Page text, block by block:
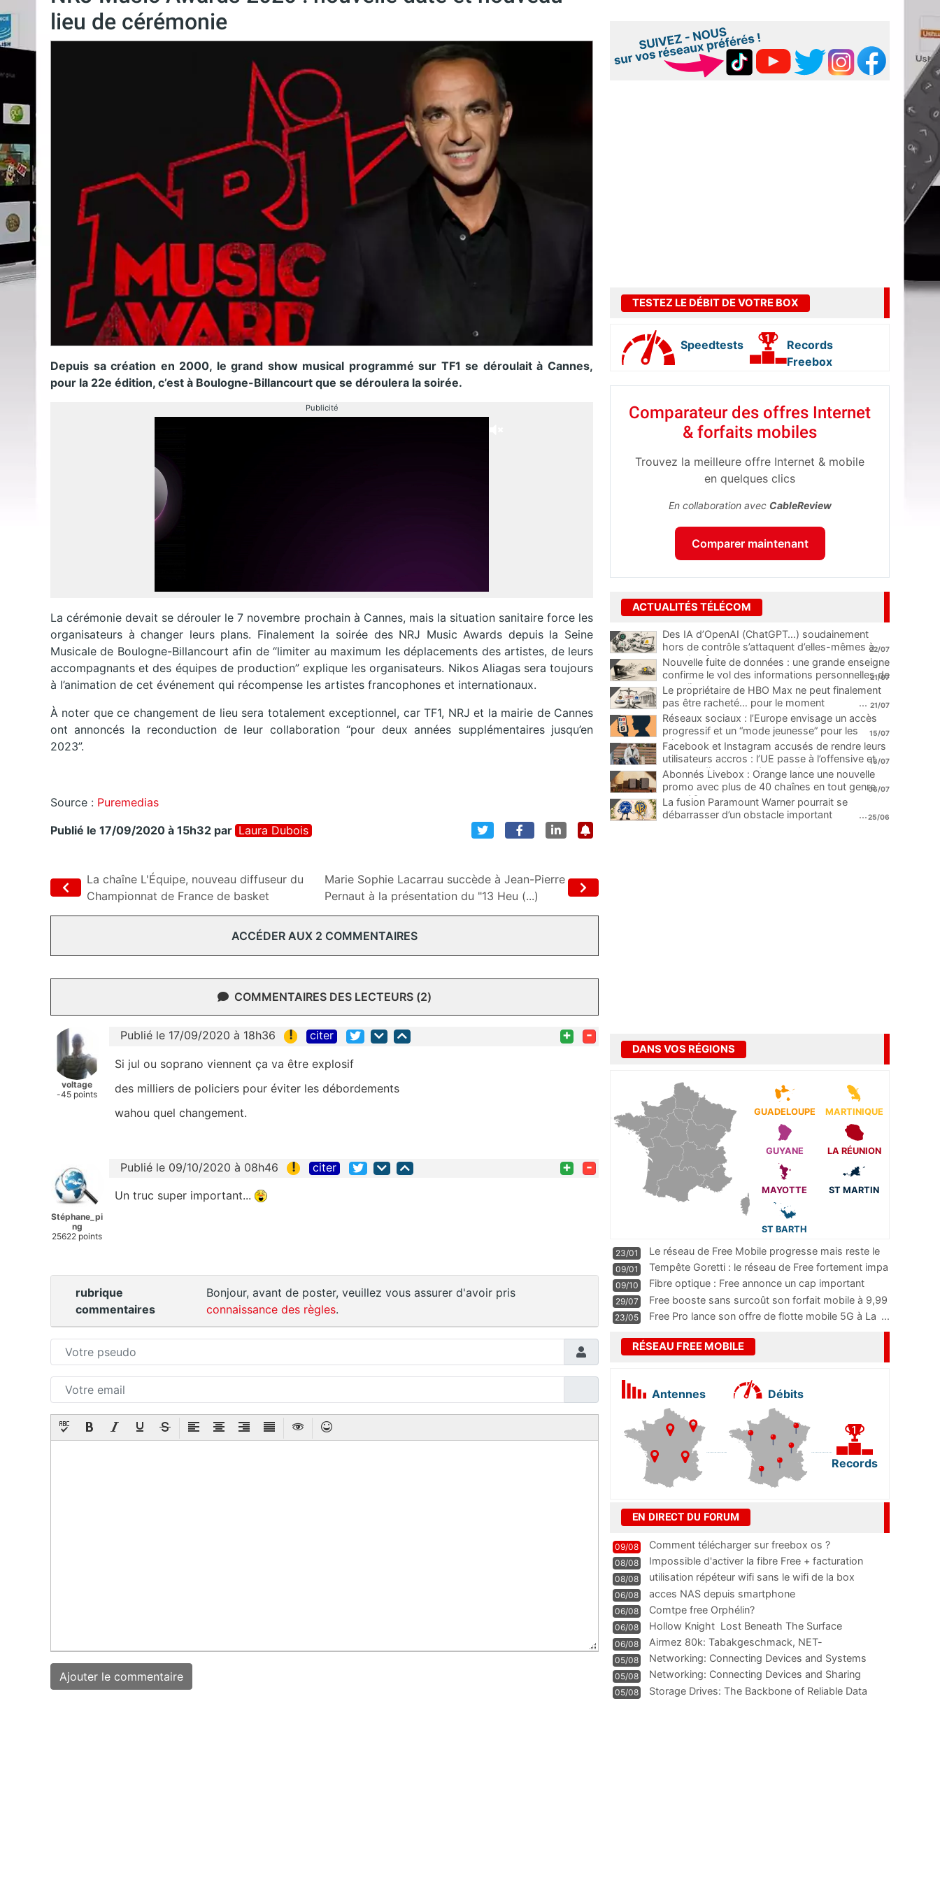
lieu de cérémonie
Depuis sa création en 2000, le grand show musical programmé sur TF1 se déroulait à Cannes,
pour la 22e édition, c’est à Boulogne-Billancourt que se déroulera la soirée.
Publicité
La cérémonie devait se dérouler le 7 novembre prochain à Cannes, mais la situation sanitaire force les
organisateurs à changer leurs plans. Finalement la soirée des NRJ Music Awards depuis la Seine
Musicale de Boulogne-Billancourt afin de “limiter au maximum les déplacements des artistes, de leurs
accompagnants et des équipes de production” explique les organisateurs. Nikos Aliagas sera toujours
à l’animation de cet événement qui récompense les artistes francophones et internationaux.
À noter que ce changement de lieu sera totalement exceptionnel, car TF1, NRJ et la mairie de Cannes
ont annoncés la reconduction de leur collaboration “pour deux années supplémentaires jusqu’en
2023”.
Source : Puremedias
Publié le 17/09/2020 à 15h32 par Laura Dubois
La chaîne L'Équipe, nouveau diffuseur du
Championnat de France de basket
Marie Sophie Lacarrau succède à Jean-Pierre
Pernaut à la présentation du "13 Heu (...)
ACCÉDER AUX 2 COMMENTAIRES
COMMENTAIRES DES LECTEURS (2)
voltage
-45 points
Publié le 17/09/2020 à 18h36 ! citer + -
Si jul ou soprano viennent ça va être explosif
des milliers de policiers pour éviter les débordements
wahou quel changement.
Stéphane_pi
ng
25622 points
Publié le 09/10/2020 à 08h46 ! citer + -
Un truc super important...
rubrique
commentaires
Bonjour, avant de poster, veuillez vous assurer d'avoir pris
connaissance des règles.
TESTEZ LE DÉBIT DE VOTRE BOX
Speedtests
Records
Freebox
Comparateur des offres Internet
& forfaits mobiles
Trouvez la meilleure offre Internet & mobile
en quelques clics
En collaboration avec CableReview
Comparer maintenant
ACTUALITÉS TÉLÉCOM
Des IA d’OpenAI (ChatGPT…) soudainement
hors de contrôle s’attaquent d’elles-mêmes à
une plateforme
...
22/07
Nouvelle fuite de données : une grande enseigne
confirme le vol des informations personnelles de
ses clients
...
21/07
Le propriétaire de HBO Max ne peut finalement
pas être racheté… pour le moment
... 21/07
Réseaux sociaux : l’Europe envisage un accès
progressif et un “mode jeunesse” pour les
mineurs
...
15/07
Facebook et Instagram accusés de rendre leurs
utilisateurs accros : l’UE passe à l’offensive et
menace d’une amende record
...
13/07
Abonnés Livebox : Orange lance une nouvelle
promo avec plus de 40 chaînes en tout genre
pour 1€
06/07
La fusion Paramount Warner pourrait se
débarrasser d’un obstacle important
...25/06
DANS VOS RÉGIONS
GUADELOUPE MARTINIQUE
GUYANE LA RÉUNION
MAYOTTE ST MARTIN
ST BARTH
23/01
Le réseau de Free Mobile progresse mais reste le
m
...
09/01
Tempête Goretti : le réseau de Free fortement impa
09/10
Fibre optique : Free annonce un cap important
pass
...
29/07
Free booste sans surcoût son forfait mobile à 9,99
23/05 Free Pro lance son offre de flotte mobile 5G à La ...
RÉSEAU FREE MOBILE
Antennes Débits
Records
EN DIRECT DU FORUM
09/08 Comment télécharger sur freebox os ?
08/08
Impossible d'activer la fibre Free + facturation
résiliation
08/08 utilisation répéteur wifi sans le wifi de la box
06/08 acces NAS depuis smartphone
06/08 Comtpe free Orphélin?
06/08 Hollow Knight  Lost Beneath The Surface
06/08
Airmez 80k: Tabakgeschmack, NET-
Technologie und Leistung im
05/08 Networking: Connecting Devices and Systems
05/08
Networking: Connecting Devices and Sharing
Information
05/08
Storage Drives: The Backbone of Reliable Data